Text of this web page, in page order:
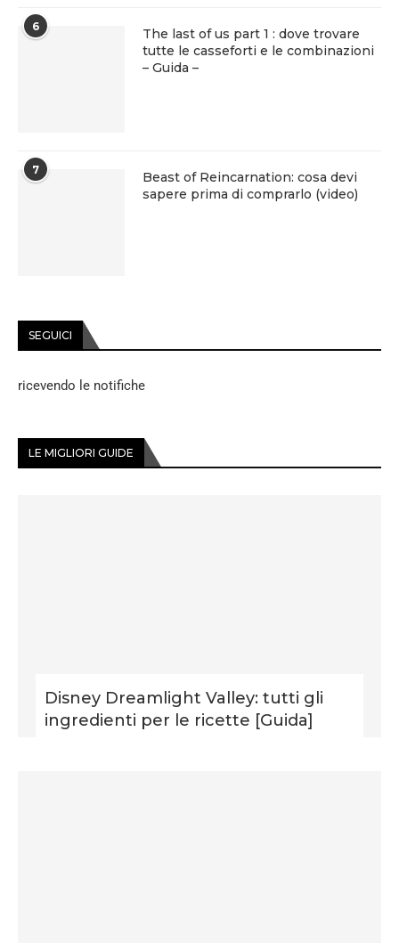
6
The last of us part 1 : dove trovare
tutte le casseforti e le combinazioni
– Guida –
7
Beast of Reincarnation: cosa devi
sapere prima di comprarlo (video)
SEGUICI
ricevendo le notifiche
LE MIGLIORI GUIDE
Disney Dreamlight Valley: tutti gli
ingredienti per le ricette [Guida]